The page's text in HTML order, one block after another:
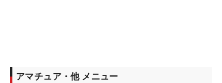
アマチュア・他 メニュー